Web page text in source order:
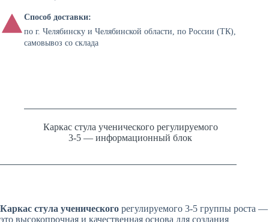
Способ доставки:
по г. Челябинску и Челябинской области, по России (ТК),
самовывоз со склада
Каркас стула ученического регулируемого
3-5 — информационный блок
Каркас стула ученического регулируемого 3-5 группы роста —
это высокопрочная и качественная основа для создания